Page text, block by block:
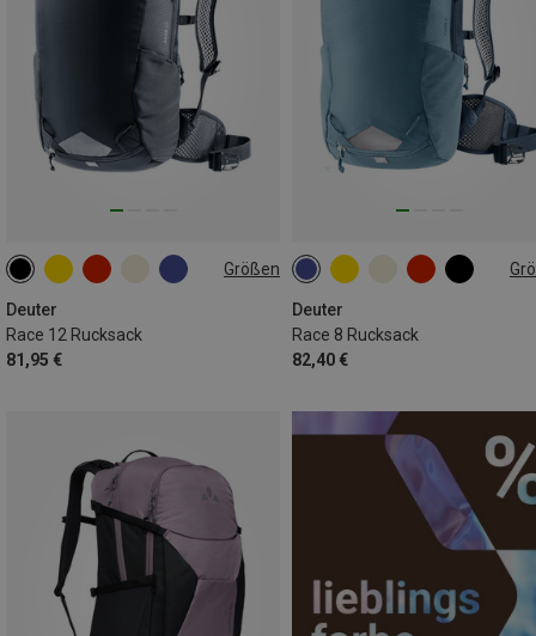
Größen
Deuter
Race 12 Rucksack
81,95 €
12L
Deuter
Race 8 Rucksack
82,40 €
8L